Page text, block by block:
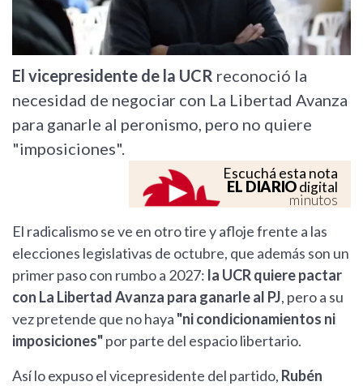
El vicepresidente de la UCR reconoció la
necesidad de negociar con La Libertad Avanza
para ganarle al peronismo, pero no quiere
"imposiciones".
Escuchá esta nota
EL DIARIOdigital
minutos
El radicalismo se ve en otro tire y afloje frente a las
elecciones legislativas de octubre, que además son un
primer paso con rumbo a 2027: la UCR quiere pactar
con La Libertad Avanza para ganarle al PJ, pero a su
vez pretende que no haya "ni condicionamientos ni
imposiciones"por parte del espacio libertario.
Así lo expuso el vicepresidente del partido, Rubén